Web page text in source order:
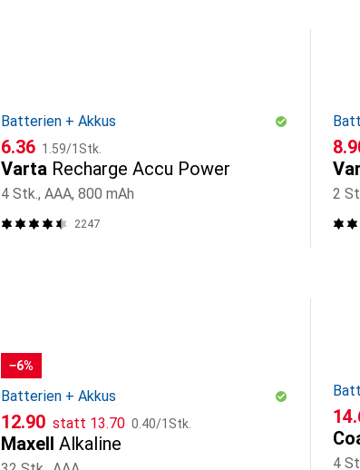
Batterien + Akkus
CHF
6.36 CHF
1.59/1Stk.
Varta Recharge Accu Power
4 Stk., AAA, 800 mAh
2247
2
−6%
Batterien + Akkus
CHF
12.90 statt CHF
13.70 CHF
0.40/1Stk.
Maxell Alkaline
4